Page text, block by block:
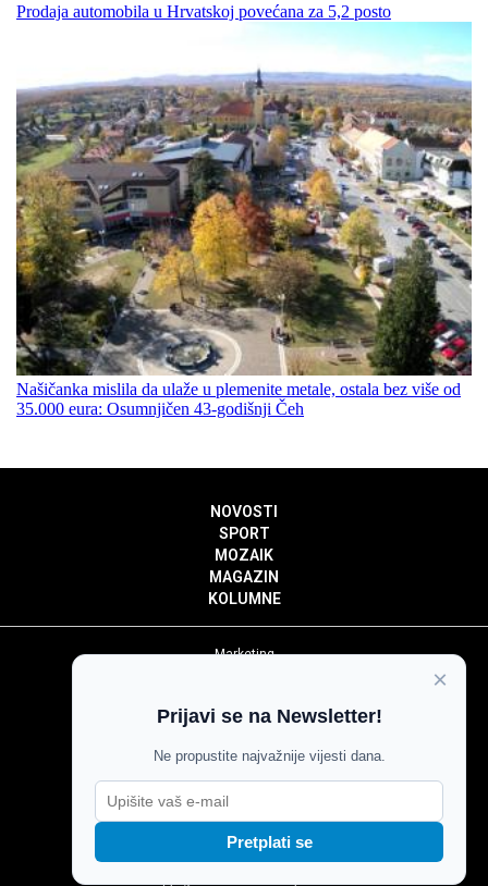
Prodaja automobila u Hrvatskoj povećana za 5,2 posto
Našičanka mislila da ulaže u plemenite metale, ostala bez više od
35.000 eura: Osumnjičen 43-godišnji Čeh
NOVOSTI
SPORT
MOZAIK
MAGAZIN
KOLUMNE
Marketing
Impressum
Pravila komentiranja
Agroglas
×
Prijavi se na Newsletter!
Ne propustite najvažnije vijesti dana.
Pretplati se